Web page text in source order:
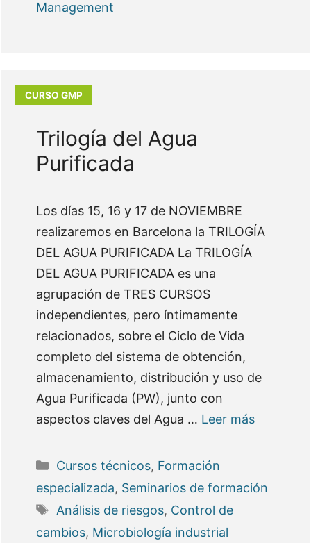
Management
Trilogía del Agua
Purificada
Los días 15, 16 y 17 de NOVIEMBRE
realizaremos en Barcelona la TRILOGÍA
DEL AGUA PURIFICADA La TRILOGÍA
DEL AGUA PURIFICADA es una
agrupación de TRES CURSOS
independientes, pero íntimamente
relacionados, sobre el Ciclo de Vida
completo del sistema de obtención,
almacenamiento, distribución y uso de
Agua Purificada (PW), junto con
aspectos claves del Agua … Leer más
Categorías
Cursos técnicos, Formación
especializada, Seminarios de formación
Etiquetas
Análisis de riesgos, Control de
cambios, Microbiología industrial